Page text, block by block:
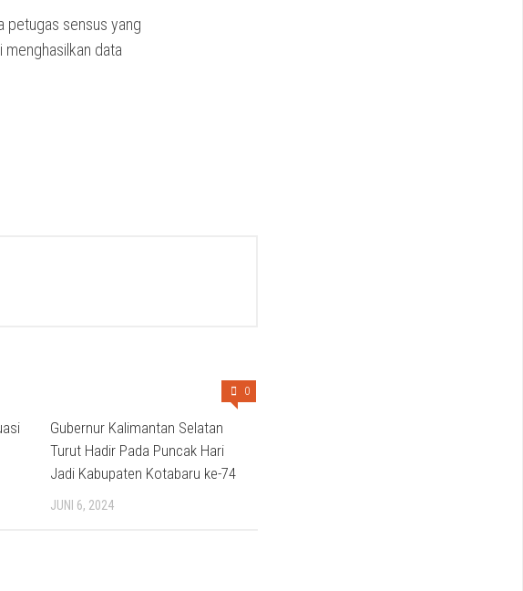
petugas sensus yang
data
0
Gubernur Kalimantan Selatan
Turut Hadir Pada Puncak Hari
Jadi Kabupaten Kotabaru ke-74
JUNI 6, 2024